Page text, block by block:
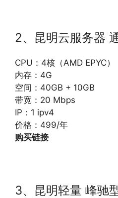
2、昆明云服务器
CPU：4核（AMD EPYC）
内存：4G
空间：40GB + 10GB
带宽：20 Mbps
IP：1 ipv4
价格：499/年
购买链接
3、昆明轻量 峰驰